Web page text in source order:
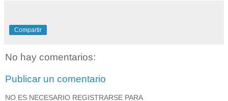
Compartir
No hay comentarios:
Publicar un comentario
NO ES NECESARIO REGISTRARSE PARA